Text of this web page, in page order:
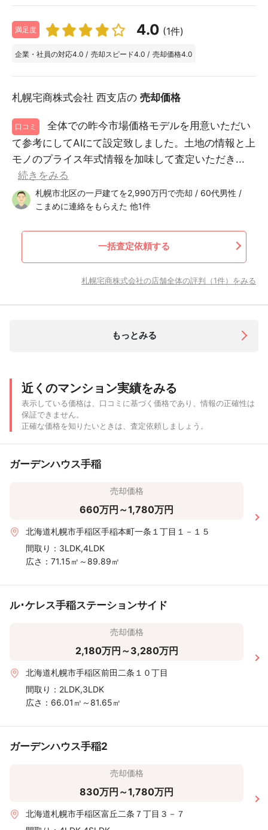
満足度 4.0 (1件)
企業・社員の対応4.0 / 売却スピード4.0 / 売却価格4.0
札幌宅商株式会社 西支店の 売却価格
口コミ
全体での昨今市場価格モデルを用意いただい
て参考にしてAIにて設定致しました。土地の情報と上
モノのプライス年式情報を加味して査定いただき...
続きをみる
札幌市北区の一戸建てを2,990万円で売却 / 60代男性 /
こまめに連絡をもらえた 他1件
一括査定依頼する
札幌宅商株式会社の店舗全体の評判（1件）をみる
もっとみる
近くのマンション実績をみる
表示している価格は、口コミに基づく価格であり、情報の正確性は
保証できません。
正確な価格を知りたいときは、査定依頼しましょう。
ガーデンハウス手稲
売却価格
660万円～1,780万円
北海道札幌市手稲区手稲本町一条１丁目１－１５
間取り： 3LDK,4LDK
広さ： 71.15㎡～89.89㎡
ル･ケレス手稲ステーションサイド
売却価格
2,180万円～3,280万円
北海道札幌市手稲区前田二条１０丁目
間取り： 2LDK,3LDK
広さ： 66.01㎡～81.65㎡
ガーデンハウス手稲2
売却価格
830万円～1,780万円
北海道札幌市手稲区富丘二条７丁目３－７